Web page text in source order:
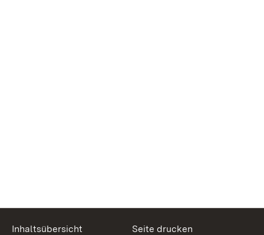
Inhaltsübersicht
Seite drucken